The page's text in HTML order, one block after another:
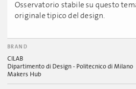
Osservatorio stabile su questo
originale tipico del design.
BRAND
CILAB
Dipartimento di Design - Politecnico di Milano
Makers Hub